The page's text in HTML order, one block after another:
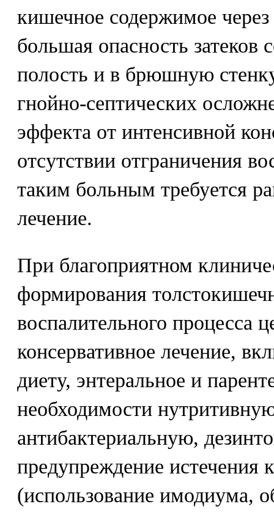
кишечное содержимое
большая опасность
полость и в брюшную
гнойно-септических
эффекта от интенсивной
отсутствии отграничения
таким больным требуется
лечение.
При благоприятном
формирования
воспалительного процесса
консервативное лечение,
диету, энтеральное и
необходимости
антибактериальную,
предупреждение истечения
(использование имодиума,